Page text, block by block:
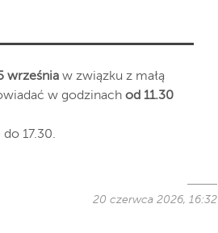
września w związku z małą
w godzinach od 11.30
17.30.
20 czerwca 2026, 16:32